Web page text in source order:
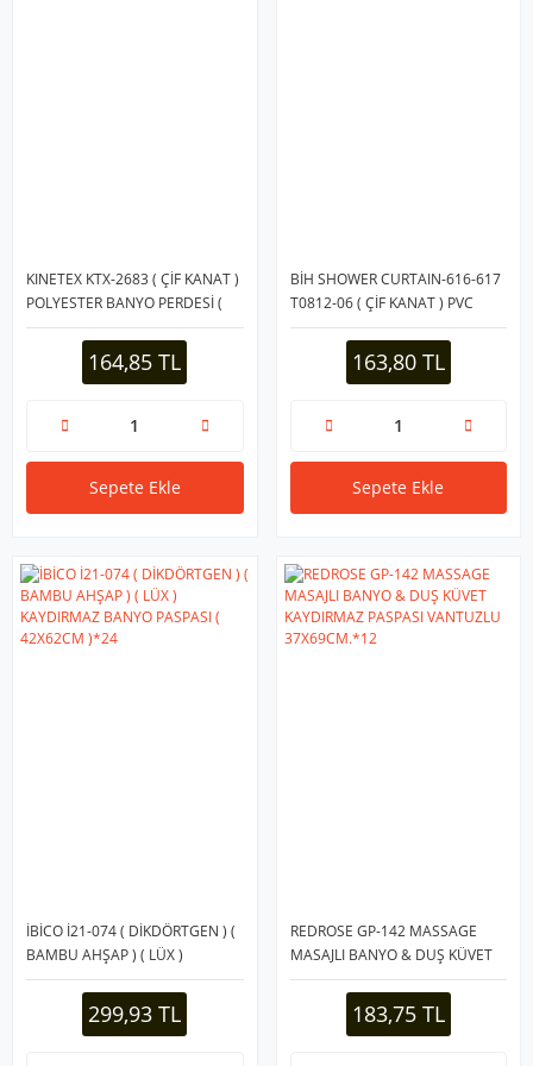
KINETEX KTX-2683 ( ÇİF KANAT )
POLYESTER BANYO PERDESİ (
2PCS X 180X110CM & 12
HALKALI )*72164,85 TL
Sepete Ekle
BİH SHOWER CURTAIN-616-617
T0812-06 ( ÇİF KANAT ) PVC
BANYO DUŞ PERDESİ ( 2 PCS X
90X180CM & 12 HALKALI )*144
163,80 TL
Sepete Ekle
İBİCO İ21-074 ( DİKDÖRTGEN ) (
BAMBU AHŞAP ) ( LÜX )
KAYDIRMAZ BANYO PASPASI (
42X62CM )*24299,93 TL
REDROSE GP-142 MASSAGE
MASAJLI BANYO & DUŞ KÜVET
KAYDIRMAZ PASPASI VANTUZLU
37X69CM.*12183,75 TL